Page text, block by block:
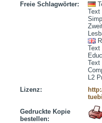
Freie Schlagwörter:
Text
Text
Text
L2
Lizenz:
Gedruckte Kopie
bestellen: